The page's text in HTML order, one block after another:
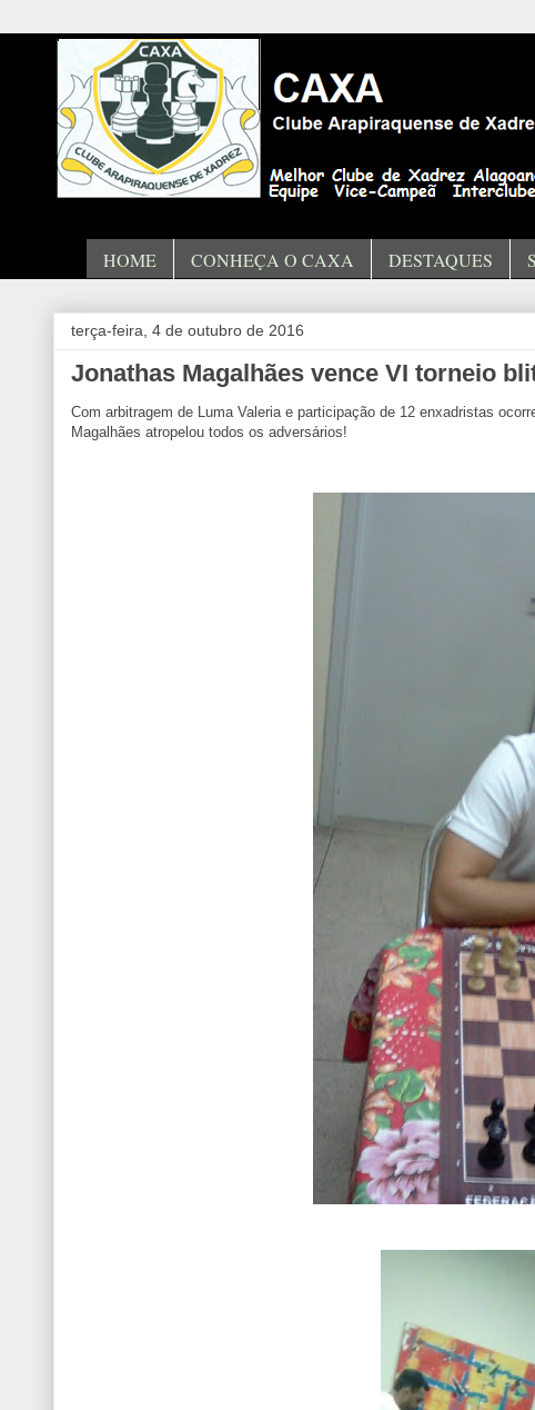
HOME CONHEÇA O CAXA DESTAQUES
terça-feira, 4 de outubro de 2016
Jonathas Magalhães vence VI torneio
Com arbitragem de Luma Valeria e participação de 12 enxadristas
Magalhães atropelou todos os adversários!